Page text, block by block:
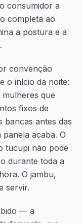
consumidor a
completa ao
a postura e a
convenção
o início da noite:
que
fixos de
antes das
acaba. O
tucupi não pode
durante toda a
O jambu,
servir.
— a